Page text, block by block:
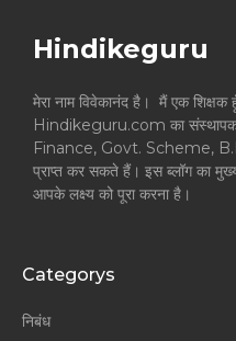
Hindikeguru
मेरा नाम विवेकानंद है। मैं एक
Hindikeguru.com का
Finance, Govt. Scheme,
प्राप्त कर सकते हैं। इस ब्लॉग का मुख्य
आपके लक्ष्य को पूरा करना है।
Categorys
निबंध